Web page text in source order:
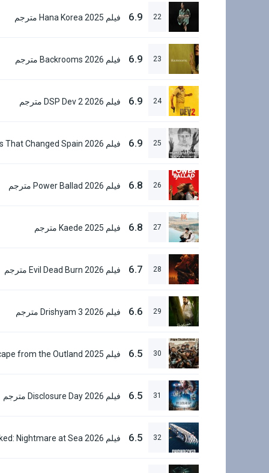
22
6.9 فيلم Hana Korea 2025 مترجم
23
6.9 فيلم Backrooms 2026 مترجم
24
6.9 فيلم DSP Dev 2 2026 مترجم
25
6.9
26
6.8 فيلم Power Ballad 2026 مترجم
27
6.8 فيلم Kaede 2025 مترجم
28
6.7 فيلم Evil Dead Burn 2026 مترجم
29
6.6 فيلم Drishyam 3 2026 مترجم
30
6.5
31
6.5 فيلم Disclosure Day 2026 مترجم
32
6.5